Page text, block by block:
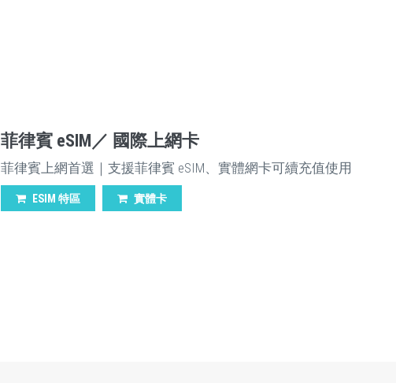
菲律賓 eSIM／ 國際上網卡
菲律賓上網首選｜支援菲律賓 eSIM、實體網卡可續充值使用
ESIM 特區 實體卡